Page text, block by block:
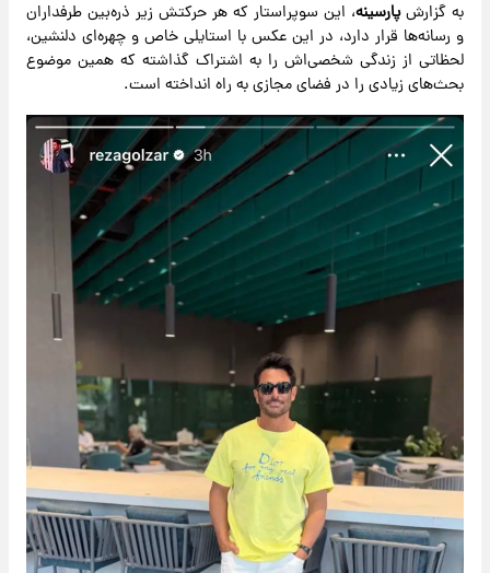
به گزارشپارسینه، این سوپراستار که هر حرکتش زیر ذره‌بین طرفداران
و رسانه‌ها قرار دارد، در این عکس با استایلی خاص و چهره‌ای دلنشین،
لحظاتی از زندگی شخصی‌اش را به اشتراک گذاشته که همین موضوع
بحث‌های زیادی را در فضای مجازی به راه انداخته است.